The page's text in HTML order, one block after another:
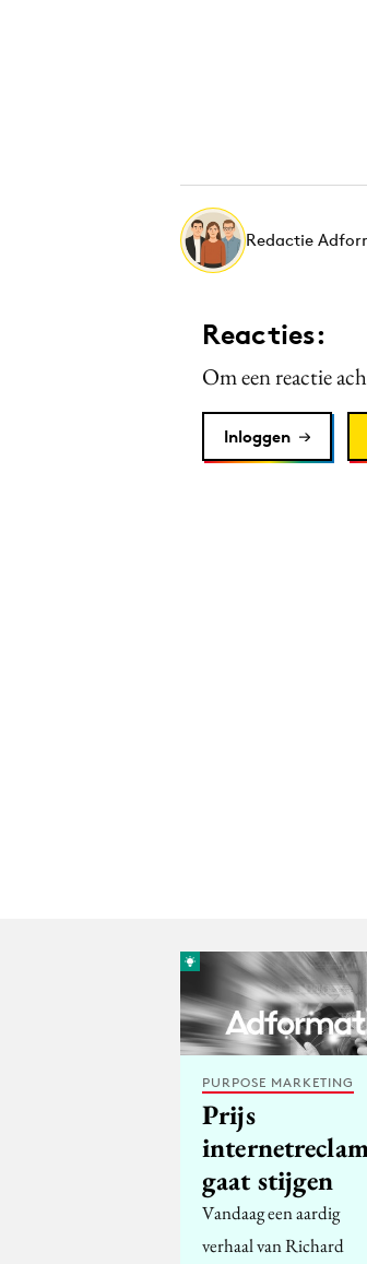
Redactie
Reacties:
Om een reactie
Inloggen
PURPOSE MARKETING
Prijs
gaat stijgen
Vandaag een aardig
verhaal van Richard